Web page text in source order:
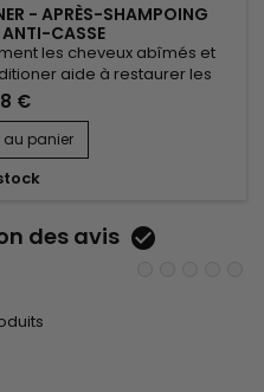
- APRÈS-SHAMPOING
ANTI-CASSE
les cheveux abîmés et
aide à restaurer les
à renforcer la fibre capillaire
Sa formule performante
à améliorer l’élasticité du
lavage après lavage....
€
au panier
des avis 